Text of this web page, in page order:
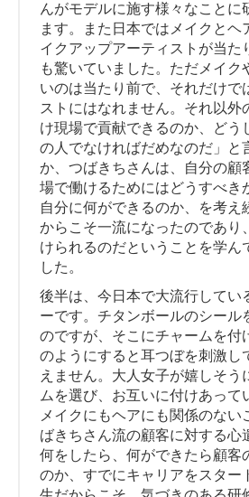
んがモデルに施す様々なことに
ます。また日本ではメイクとヘ
イクアップアーティストが当た
も驚いていました。ただメイク
いのは当たり前で、それだけで
ストにはなれません。それ以外
け現場で貢献できるのか、どう
の人でなければだめなのだ」と
か、つばきちさんは、自分の顧
場で働けるためにはどうすべき
自分に何ができるのか、を考え
からこそ一流になったのであり
けられるのだということを学ん
した。
後半は、今日本で大流行してい
ーです。チタンボールのシール
のですが、そこにチャームを付
のようにすると耳つぼを刺激し
えません。大人女子が嬉しそう
ムを選び、お互いに付けあって
メイクにもヘアにも関係のない
ばきちさん流の顧客に対する心
何をしたら、何ができたら顧客
のか、すでにキャリアをスター